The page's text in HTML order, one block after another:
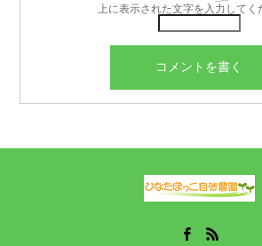
上に表示された文字を入力してく